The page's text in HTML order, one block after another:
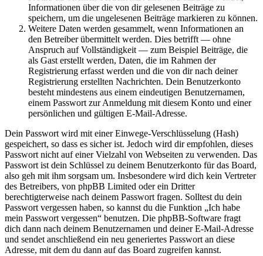
Informationen über die von dir gelesenen Beiträge zu
speichern, um die ungelesenen Beiträge markieren zu können.
Weitere Daten werden gesammelt, wenn Informationen an
den Betreiber übermittelt werden. Dies betrifft — ohne
Anspruch auf Vollständigkeit — zum Beispiel Beiträge, die
als Gast erstellt werden, Daten, die im Rahmen der
Registrierung erfasst werden und die von dir nach deiner
Registrierung erstellten Nachrichten. Dein Benutzerkonto
besteht mindestens aus einem eindeutigen Benutzernamen,
einem Passwort zur Anmeldung mit diesem Konto und einer
persönlichen und gültigen E-Mail-Adresse.
Dein Passwort wird mit einer Einwege-Verschlüsselung (Hash)
gespeichert, so dass es sicher ist. Jedoch wird dir empfohlen, dieses
Passwort nicht auf einer Vielzahl von Webseiten zu verwenden. Das
Passwort ist dein Schlüssel zu deinem Benutzerkonto für das Board,
also geh mit ihm sorgsam um. Insbesondere wird dich kein Vertreter
des Betreibers, von phpBB Limited oder ein Dritter
berechtigterweise nach deinem Passwort fragen. Solltest du dein
Passwort vergessen haben, so kannst du die Funktion „Ich habe
mein Passwort vergessen“ benutzen. Die phpBB-Software fragt
dich dann nach deinem Benutzernamen und deiner E-Mail-Adresse
und sendet anschließend ein neu generiertes Passwort an diese
Adresse, mit dem du dann auf das Board zugreifen kannst.